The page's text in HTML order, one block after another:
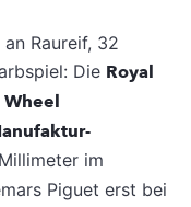
Raureif, 32
Die Royal
im
Piguet erst bei